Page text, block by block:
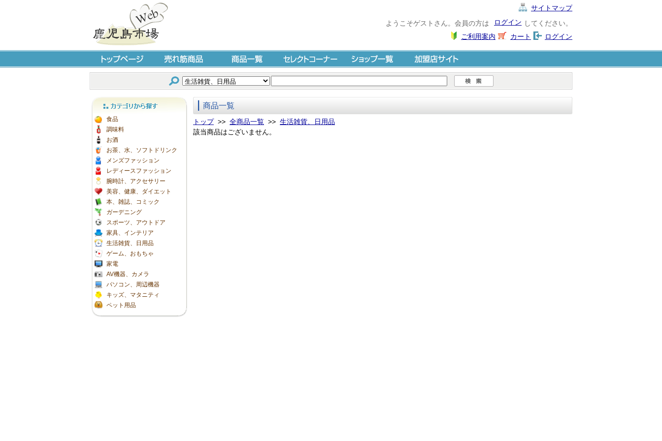
サイトマップ
してください。
ログイン
ようこそゲストさん。会員の方は
ログイン
カート
ご利用案内
トップページ 売れ筋商品 商品一覧 セレクトコーナー ショップ一覧 加盟店サイト
カテゴリから探す
食品
調味料
お酒
お茶、水、ソフトドリンク
メンズファッション
レディースファッション
腕時計、アクセサリー
美容、健康、ダイエット
本、雑誌、コミック
ガーデニング
スポーツ、アウトドア
家具、インテリア
生活雑貨、日用品
ゲーム、おもちゃ
家電
AV機器、カメラ
パソコン、周辺機器
キッズ、マタニティ
ペット用品
商品一覧
トップ>> 全商品一覧 >> 生活雑貨、日用品
該当商品はございません。